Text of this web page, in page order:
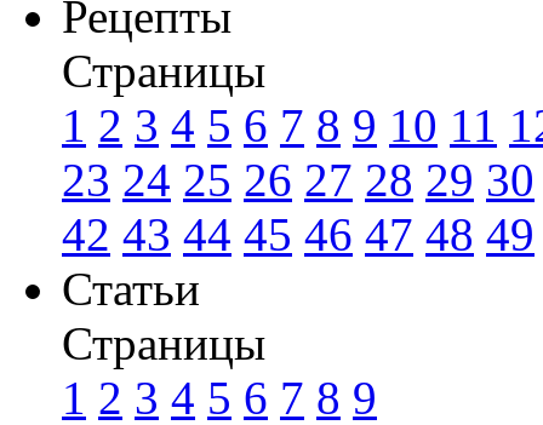
Рецепты
Страницы
1 2 3 4 5 6 7 8 9 10 11
23 24 25 26 27 28 29 30
42 43 44 45 46 47 48 49
Статьи
Страницы
1 2 3 4 5 6 7 8 9